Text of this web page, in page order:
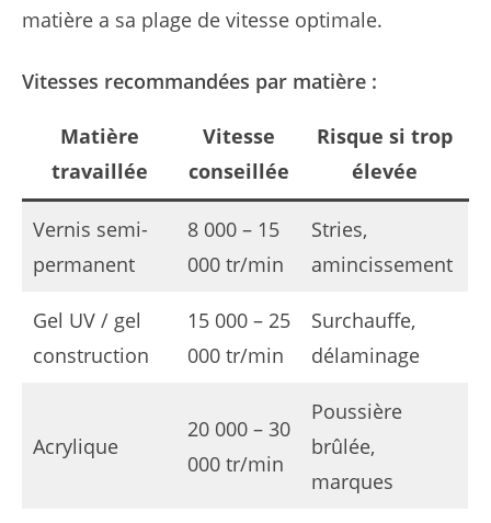
matière a sa plage de vitesse optimale.
Vitesses recommandées par matière :
Matière
travaillée
Vitesse
conseillée
Risque si trop
élevée
Vernis semi-
permanent
8 000 – 15
000 tr/min
Stries,
amincissement
Gel UV / gel
construction
15 000 – 25
000 tr/min
Surchauffe,
délaminage
Acrylique
20 000 – 30
000 tr/min
Poussière
brûlée,
marques